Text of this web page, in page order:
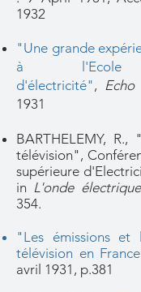
1932
"Une grande
à l'Ecole
d'électricité" , Echo
1931
BARTHELEMY,
télévision",
supérieure
in L'onde électrique
354.
"Les émissions et
télévision en
avril 1931, p.381